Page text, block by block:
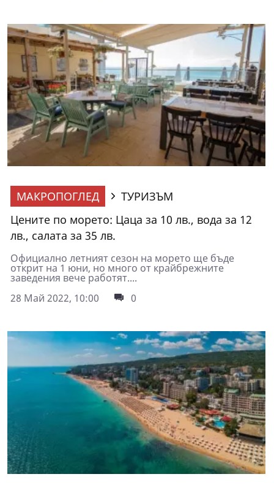
МАКРОПОГЛЕД
ТУРИЗЪМ
Цените по морето: Цаца за 10 лв., вода за 12
лв., салата за 35 лв.
Официално летният сезон на морето ще бъде
открит на 1 юни, но много от крайбрежните
заведения вече работят....
28 Май 2022, 10:00
0